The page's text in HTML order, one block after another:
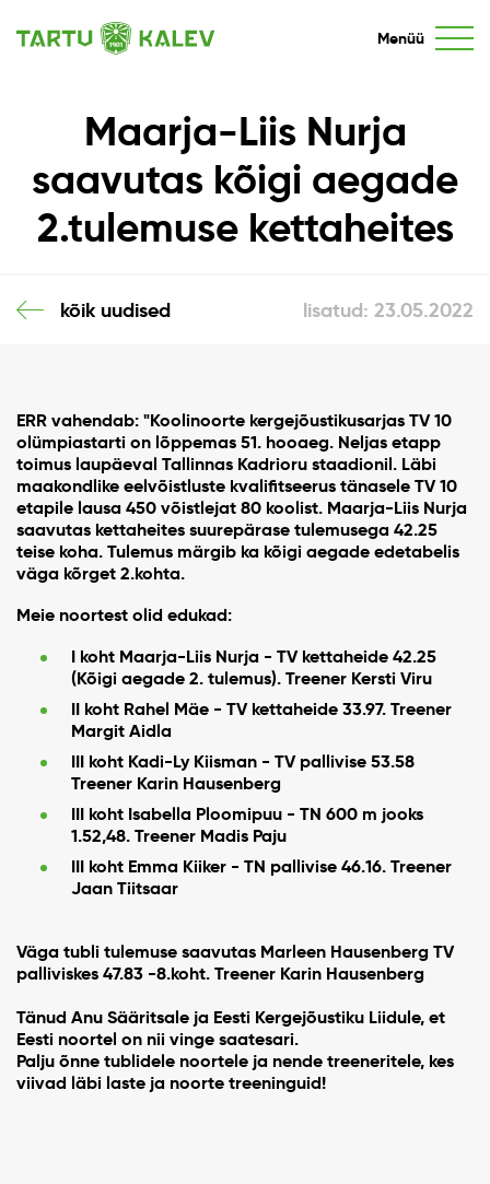
Menüü
Maarja-Liis Nurja
saavutas kõigi aegade
2.tulemuse kettaheites
kõik uudised lisatud: 23.05.2022
ERR vahendab: "Koolinoorte kergejõustikusarjas TV 10
olümpiastarti on lõppemas 51. hooaeg. Neljas etapp
toimus laupäeval Tallinnas Kadrioru staadionil. Läbi
maakondlike eelvõistluste kvalifitseerus tänasele TV 10
etapile lausa 450 võistlejat 80 koolist. Maarja-Liis Nurja
saavutas kettaheites suurepärase tulemusega 42.25
teise koha. Tulemus märgib ka kõigi aegade edetabelis
väga kõrget 2.kohta.
Meie noortest olid edukad:
I koht Maarja-Liis Nurja - TV kettaheide 42.25
(Kõigi aegade 2. tulemus). Treener Kersti Viru
II koht Rahel Mäe - TV kettaheide 33.97. Treener
Margit Aidla
III koht Kadi-Ly Kiisman - TV pallivise 53.58
Treener Karin Hausenberg
III koht Isabella Ploomipuu - TN 600 m jooks
1.52,48. Treener Madis Paju
III koht Emma Kiiker - TN pallivise 46.16. Treener
Jaan Tiitsaar
Väga tubli tulemuse saavutas Marleen Hausenberg TV
palliviskes 47.83 -8.koht. Treener Karin Hausenberg
Tänud Anu Sääritsale ja Eesti Kergejõustiku Liidule, et
Eesti noortel on nii vinge saatesari.
Palju õnne tublidele noortele ja nende treeneritele, kes
viivad läbi laste ja noorte treeninguid!